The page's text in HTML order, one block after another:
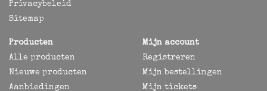
Privacybeleid
Sitemap
Producten
Alle producten
Nieuwe producten
Aanbiedingen
Mijn account
Registreren
Mijn bestellingen
Mijn tickets